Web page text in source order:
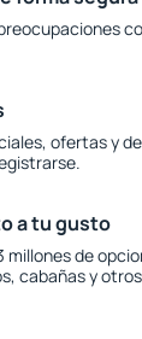
ofertas y
a tu gusto
millones de
cabañas y